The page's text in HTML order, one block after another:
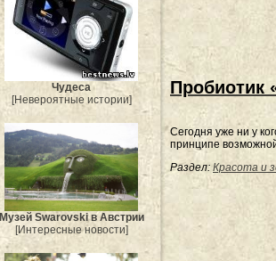
Чудеса
[Невероятные истории]
Музей Swarovski в Австрии
[Интересные новости]
Пробиотик
Сегодня уже ни у
принципе
Раздел: Красота и